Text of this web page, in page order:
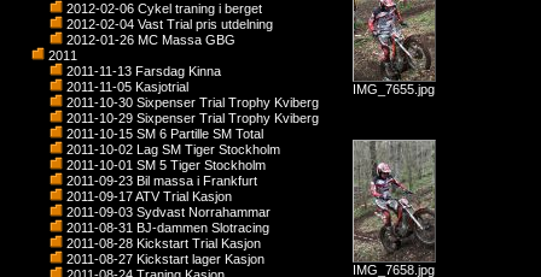
2012-02-06 Cykel traning i berget
2012-02-04 Vast Trial pris utdelning
2012-01-26 MC Massa GBG
2011
2011-11-13 Farsdag Kinna
2011-11-05 Kasjotrial
2011-10-30 Sixpenser Trial Trophy Kviberg
2011-10-29 Sixpenser Trial Trophy Kviberg
2011-10-15 SM 6 Partille SM Total
2011-10-02 Lag SM Tiger Stockholm
2011-10-01 SM 5 Tiger Stockholm
2011-09-23 Bil massa i Frankfurt
2011-09-17 ATV Trial Kasjon
2011-09-03 Sydvast Norrahammar
2011-08-31 BJ-dammen Slotracing
2011-08-28 Kickstart Trial Kasjon
2011-08-27 Kickstart lager Kasjon
IMG_7655.jpg
IMG_7658.jpg